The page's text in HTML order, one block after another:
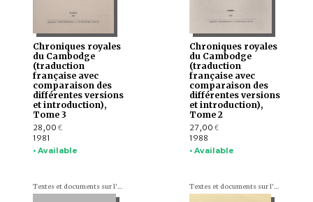
Chroniques royales
du Cambodge
(traduction
française avec
comparaison des
différentes versions
et introduction),
Tome 3
28,00 €
1981
• Available
Chroniques royales
du Cambodge
(traduction
française avec
comparaison des
différentes versions
et introduction),
Tome 2
27,00 €
1988
• Available
Textes et documents sur l'Indochine Textes et documents sur l'Indochine